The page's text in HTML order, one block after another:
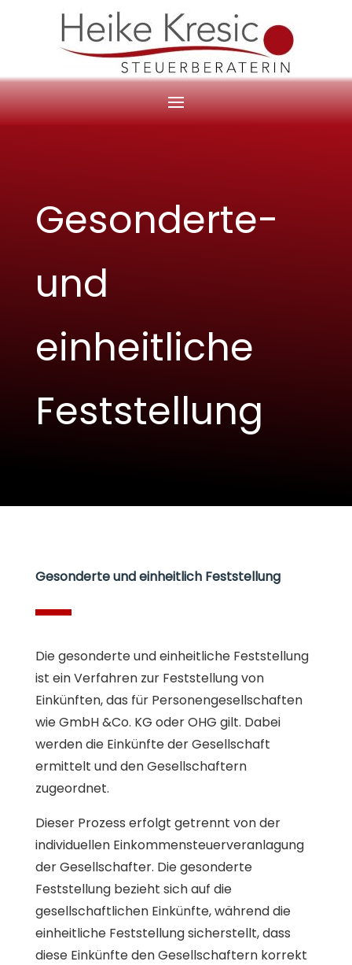
Gesonderte-
und
einheitliche
Feststellung
Gesonderte und einheitlich Feststellung
Die gesonderte und einheitliche Feststellung
ist ein Verfahren zur Feststellung von
Einkünften, das für Personengesellschaften
wie GmbH &Co. KG oder OHG gilt. Dabei
werden die Einkünfte der Gesellschaft
ermittelt und den Gesellschaftern
zugeordnet.
Dieser Prozess erfolgt getrennt von der
individuellen Einkommensteuerveranlagung
der Gesellschafter. Die gesonderte
Feststellung bezieht sich auf die
gesellschaftlichen Einkünfte, während die
einheitliche Feststellung sicherstellt, dass
diese Einkünfte den Gesellschaftern korrekt